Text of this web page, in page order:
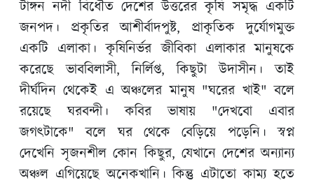
২০২৩ সালের ডিগ্রি পাস ৩য় বর্ষ পরীক্ষার্থীদের প্রবেশ পত্র
বিতরণ সংক্রান্ত নোটিশ
একাদশ শ্রেণির বার্ষিক পরীক্ষার ফলাফল- ২০২৫
নবীনবরণ এবং বার্ষিক ক্রীড়া ও শিক্ষা, সাহিত্য ও সংস্কৃতি
প্রতিযোগিতা-২০২৬-এর অনুষ্ঠান সংক্রান্ত বিজ্ঞপ্তি
টাঙ্গন নদী বিধৌত দেশের উত্তরের কৃষি সমৃদ্ধ একটি
জনপদ। প্রকৃতির আশীর্বাদপুষ্ট, প্রাকৃতিক দুর্যোগমুক্ত
একটি এলাকা। কৃষিনির্ভর জীবিকা এলাকার মানুষকে
করেছে ভাববিলাসী, নির্লিপ্ত, কিছুটা উদাসীন। তাই
দীর্ঘদিন থেকেই এ অঞ্চলের মানুষ "ঘরের খাই" বলে
রয়েছে ঘরবন্দী। কবির ভাষায় "দেখবো এবার
জগৎটাকে" বলে ঘর থেকে বেড়িয়ে পড়েনি। স্বপ্ন
দেখেনি সৃজনশীল কোন কিছুর, যেখানে দেশের অন্যান্য
অঞ্চল এগিয়েছে অনেকখানি। কিন্তু এটাতো কাম্য হতে